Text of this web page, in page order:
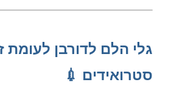
גלי הלם לדורבן לעומת
סטרואידים 💉